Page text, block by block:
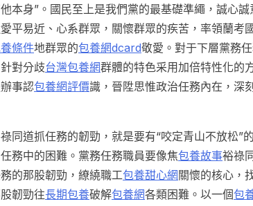
本身”。國民至上是我們黨的最基礎準繩，誠心
平易近、心系群眾，關懷群眾的疾苦，率領蘭考
條件地群眾的包養網dcard敬愛。對于下層黨務
對分歧台灣包養網群體的特色采用加倍特性化的
事認包養網評價識，晉陞思惟政治任務內在，深
同道抓任務的韌勁，就是要有“咬定青山不放松”
務中的困難。黨務任務職員要像焦包養故事裕祿
的那股韌勁，繚繞職工包養甜心網 關懷的核心，
韌勁往長期包養破解包養網各類困難。以一個包